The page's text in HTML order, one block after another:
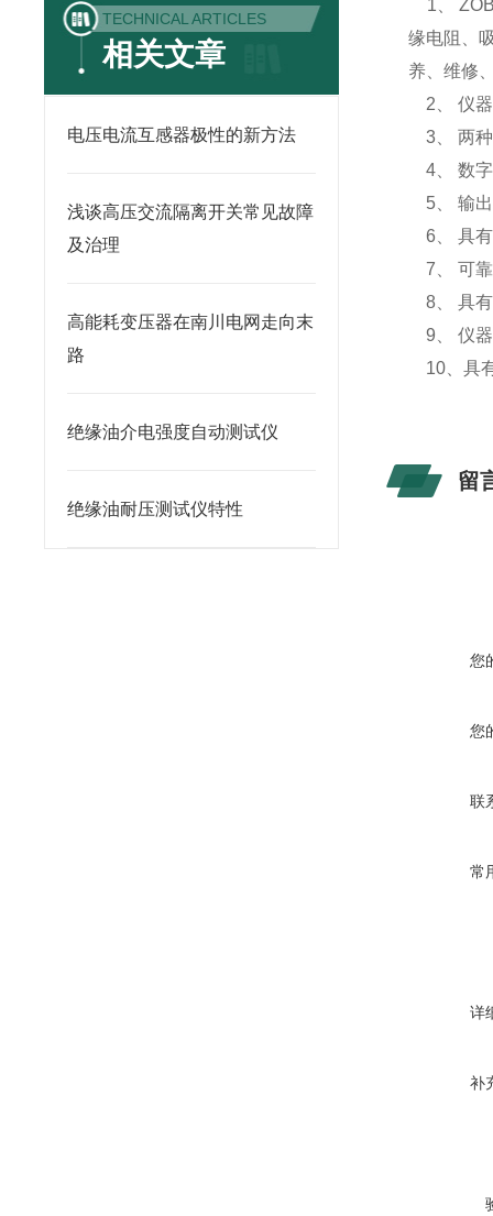
TECHNICAL ARTICLES
相关文章
电压电流互感器极性的新方法
浅谈高压交流隔离开关常见故障
及治理
高能耗变压器在南川电网走向末
路
绝缘油介电强度自动测试仪
绝缘油耐压测试仪特性
1、 ZOB
缘电阻、
养、维修
2、 仪器
3、 两种
4、 数字
5、 输出
6、 具有
7、 可靠
8、 具有
9、 仪器
10、具
留
您
您
联
常
详
补